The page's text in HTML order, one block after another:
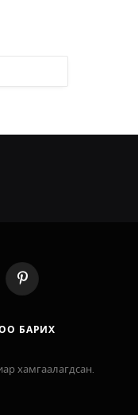
Pinterest
БАРИХ
хамгаалагдсан.